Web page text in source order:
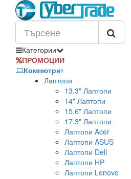
Категории
ПРОМОЦИИ
Компютри
Лаптопи
13.3" Лаптопи
14" Лаптопи
15.6" Лаптопи
17.3" Лаптопи
Лаптопи Acer
Лаптопи ASUS
Лаптопи Dell
Лаптопи HP
Лаптопи Lenovo